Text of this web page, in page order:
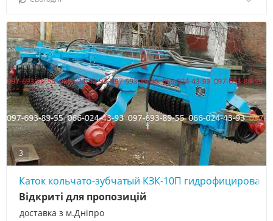
3
Каток кольчато-зубчатый КЗК-10П
доставка з м.Дніпро
Відкриті для пропозицій